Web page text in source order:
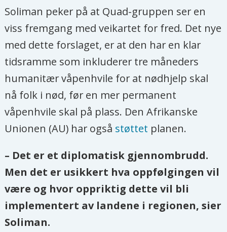
Soliman peker på at Quad-gruppen ser en
viss fremgang med veikartet for fred. Det nye
med dette forslaget, er at den har en klar
tidsramme som inkluderer tre måneders
humanitær våpenhvile for at nødhjelp skal
nå folk i nød, før en mer permanent
våpenhvile skal på plass. Den Afrikanske
Unionen (AU) har også støttet planen.
– Det er et diplomatisk gjennombrudd.
Men det er usikkert hva oppfølgingen vil
være og hvor oppriktig dette vil bli
implementert av landene i regionen, sier
Soliman.